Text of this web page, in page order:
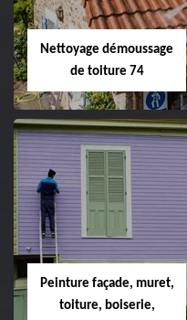
Nettoyage démoussage
de toiture 74
Peinture façade, muret,
toiture, boiserie,